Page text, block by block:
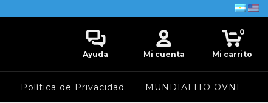
Ayuda Mi cuenta Mi carrito
0
Política de Privacidad MUNDIALITO OVNI